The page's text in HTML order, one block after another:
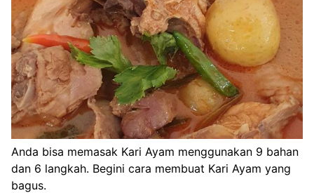
Anda bisa memasak Kari Ayam menggunakan 9 bahan
dan 6 langkah. Begini cara membuat Kari Ayam yang
bagus.